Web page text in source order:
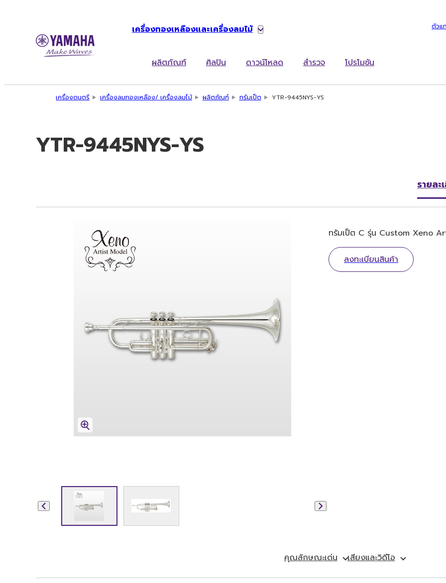
เครื่องทองเหลืองและเครื่องลมไม้
ผลิตภัณฑ์ ศิลปิน ดาวน์โหลด สำรวจ โปรโมชัน
ตัวแ
เครื่องดนตรี เครื่องลมทองเหลือง/ เครื่องลมไม้ ผลิตภัณฑ์ ทรัมเป็ต YTR-9445NYS-YS
YTR-9445NYS-YS
รายล
ทรัมเป็ต C รุ่น Custom Xeno
ลงทะเบียนสินค้า
คุณลักษณะเด่น เสียงและวิดีโอ